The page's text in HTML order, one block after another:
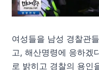
여성들을 남성 경찰관
고, 해산명령에 응하겠
로 밝히고 경찰의 용인